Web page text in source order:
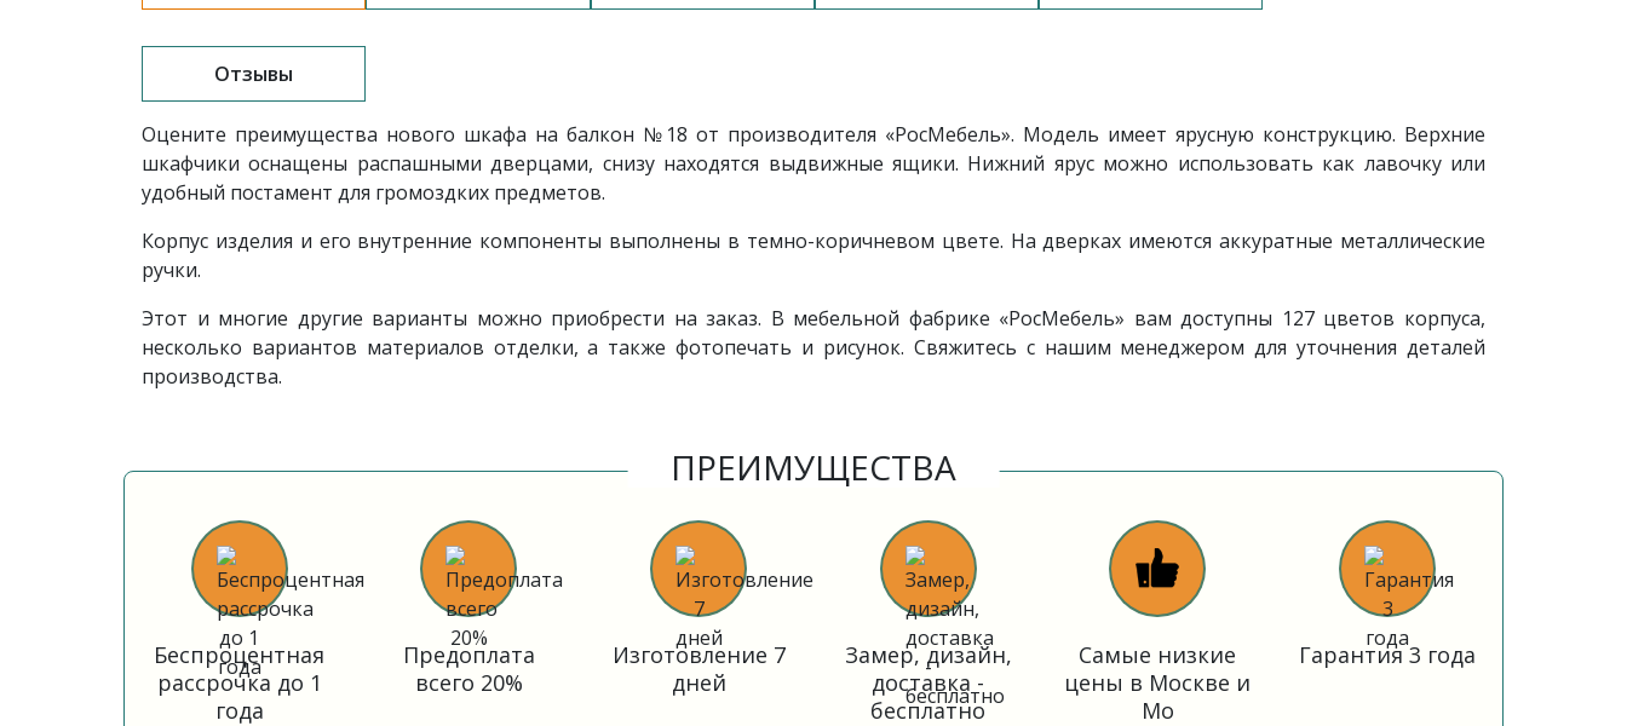
Отзывы
Оцените преимущества нового шкафа на балкон №18 от производителя «РосМебель». Модель имеет ярусную конструкцию. Верхние
шкафчики оснащены распашными дверцами, снизу находятся выдвижные ящики. Нижний ярус можно использовать как лавочку или
удобный постамент для громоздких предметов.
Корпус изделия и его внутренние компоненты выполнены в темно-коричневом цвете. На дверках имеются аккуратные металлические
ручки.
Этот и многие другие варианты можно приобрести на заказ. В мебельной фабрике «РосМебель» вам доступны 127 цветов корпуса,
несколько вариантов материалов отделки, а также фотопечать и рисунок. Свяжитесь с нашим менеджером для уточнения деталей
производства.
ПРЕИМУЩЕСТВА
Беспроцентная
рассрочка до 1
года
Предоплата
всего 20%
Изготовление 7
дней
Замер, дизайн,
доставка -
бесплатно
Самые низкие
цены в Москве и
Мо
Гарантия 3 года